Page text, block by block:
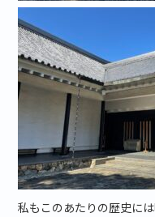
私もこのあたりの歴史に